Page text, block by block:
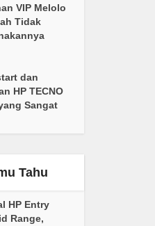
VIP Melolo
Tidak
dan
HP TECNO
Sangat
Tahu
HP Entry
Range,